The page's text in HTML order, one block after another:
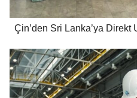
Çin’den Sri Lanka’ya Direkt